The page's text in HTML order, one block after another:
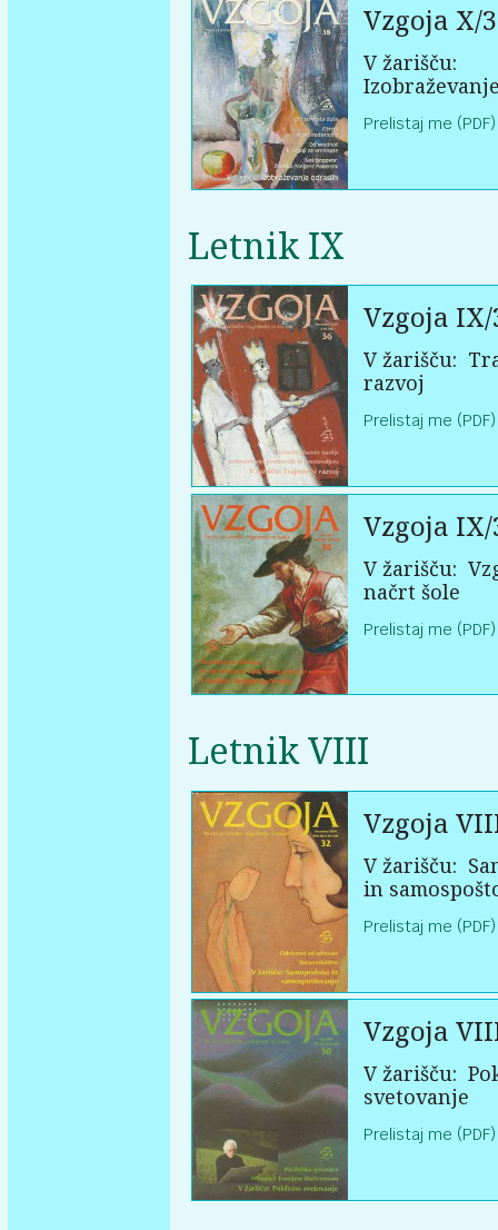
Vzgoja X/
V žarišču:
Prelistaj me (PDF)
Letnik IX
Vzgoja IX/
V žarišču:
razvoj
Prelistaj me (PDF)
Vzgoja IX/
V žarišču:
načrt šole
Prelistaj me (PDF)
Letnik VIII
Vzgoja
V žarišču:
in
Prelistaj me (PDF)
Vzgoja
V žarišču:
svetovanje
Prelistaj me (PDF)